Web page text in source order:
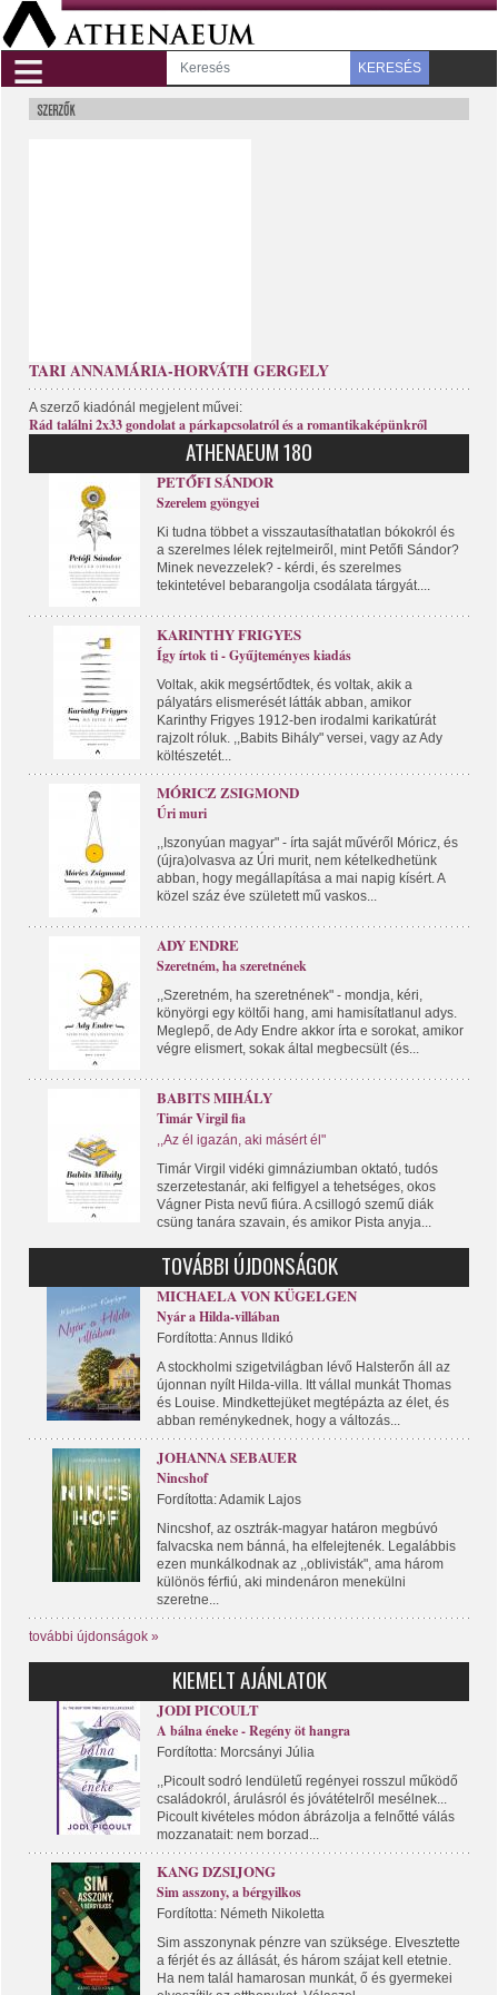
≡ KERESÉS
TARI ANNAMÁRIA-HORVÁTH GERGELY
A szerző kiadónál megjelent művei:
Rád találni 2x33 gondolat a párkapcsolatról és a romantikaképünkről
ATHENAEUM 180
PETŐFI SÁNDOR
Szerelem gyöngyei
Ki tudna többet a visszautasíthatatlan bókokról és
a szerelmes lélek rejtelmeiről, mint Petőfi Sándor?
Minek nevezzelek? - kérdi, és szerelmes
tekintetével bebarangolja csodálata tárgyát....
KARINTHY FRIGYES
Így írtok ti - Gyűjteményes kiadás
Voltak, akik megsértődtek, és voltak, akik a
pályatárs elismerését látták abban, amikor
Karinthy Frigyes 1912-ben irodalmi karikatúrát
rajzolt róluk. ,,Babits Bihály" versei, vagy az Ady
költészetét...
MÓRICZ ZSIGMOND
Úri muri
,,Iszonyúan magyar" - írta saját művéről Móricz, és
(újra)olvasva az Úri murit, nem kételkedhetünk
abban, hogy megállapítása a mai napig kísért. A
közel száz éve született mű vaskos...
ADY ENDRE
Szeretném, ha szeretnének
,,Szeretném, ha szeretnének" - mondja, kéri,
könyörgi egy költői hang, ami hamisítatlanul adys.
Meglepő, de Ady Endre akkor írta e sorokat, amikor
végre elismert, sokak által megbecsült (és...
BABITS MIHÁLY
Timár Virgil fia
,,Az él igazán, aki másért él"
Timár Virgil vidéki gimnáziumban oktató, tudós
szerzetestanár, aki felfigyel a tehetséges, okos
Vágner Pista nevű fiúra. A csillogó szemű diák
csüng tanára szavain, és amikor Pista anyja...
TOVÁBBI ÚJDONSÁGOK
MICHAELA VON KÜGELGEN
Nyár a Hilda-villában
Fordította: Annus Ildikó
A stockholmi szigetvilágban lévő Halsterőn áll az
újonnan nyílt Hilda-villa. Itt vállal munkát Thomas
és Louise. Mindkettejüket megtépázta az élet, és
abban reménykednek, hogy a változás...
JOHANNA SEBAUER
Nincshof
Fordította: Adamik Lajos
Nincshof, az osztrák-magyar határon megbúvó
falvacska nem bánná, ha elfelejtenék. Legalábbis
ezen munkálkodnak az ,,oblivisták", ama három
különös férfiú, aki mindenáron menekülni
szeretne...
további újdonságok »
KIEMELT AJÁNLATOK
JODI PICOULT
A bálna éneke - Regény öt hangra
Fordította: Morcsányi Júlia
,,Picoult sodró lendületű regényei rosszul működő
családokról, árulásról és jóvátételről mesélnek...
Picoult kivételes módon ábrázolja a felnőtté válás
mozzanatait: nem borzad...
KANG DZSIJONG
Sim asszony, a bérgyilkos
Fordította: Németh Nikoletta
Sim asszonynak pénzre van szüksége. Elvesztette
a férjét és az állását, és három szájat kell etetnie.
Ha nem talál hamarosan munkát, ő és gyermekei